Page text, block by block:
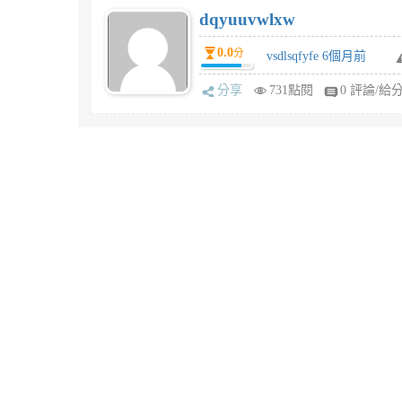
dqyuuvwlxw
0.0分 vsdlsqfyfe 6個月前
分享 731點閱 0 評論/給